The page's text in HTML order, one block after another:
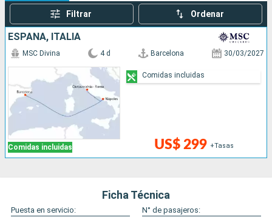
Filtrar Ordenar
ESPAÑA, ITALIA
Comidas incluidas
MSC Divina 4 d Barcelona 30/03/2027
US$ 299 +Tasas
Comidas incluidas
Ficha Técnica
Puesta en servicio:
N° de pasajeros: